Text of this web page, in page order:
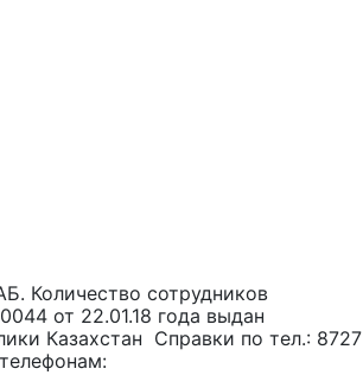
Количество сотрудников
от 22.01.18 года выдан
Казахстан Справки по тел.: 8727